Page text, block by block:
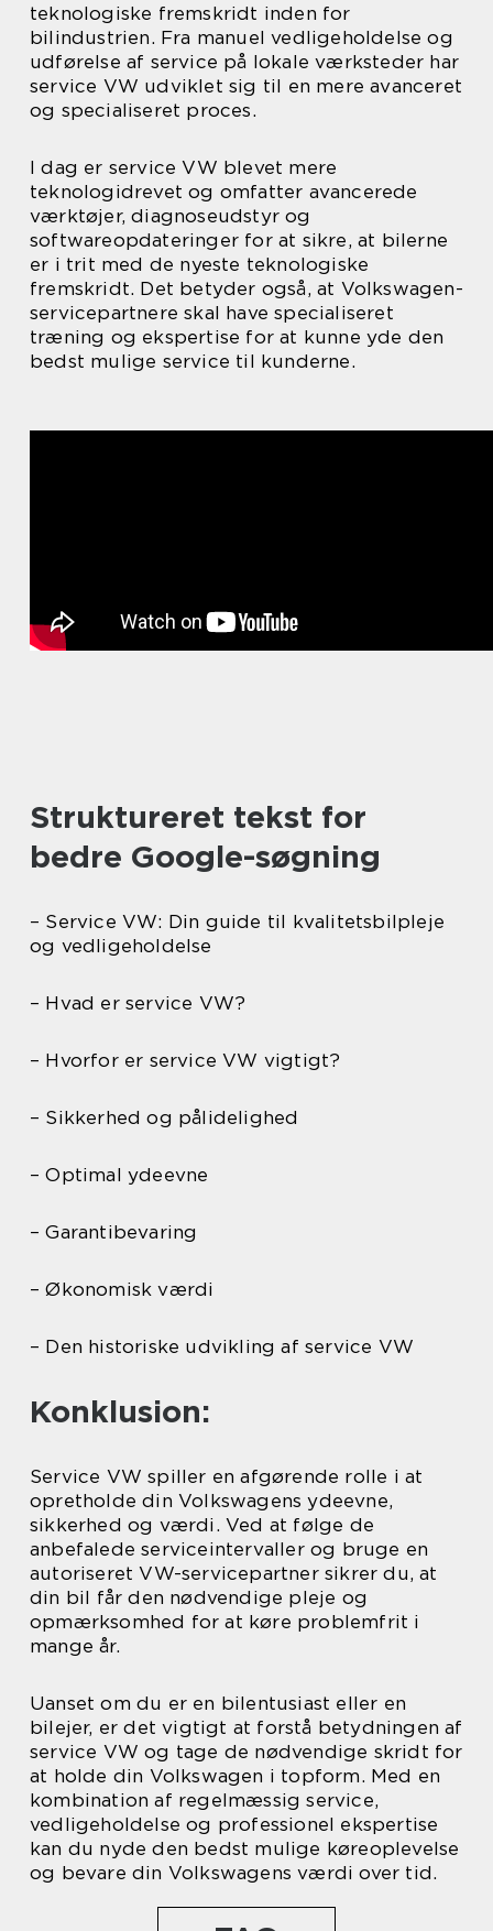
teknologiske fremskridt inden for
bilindustrien. Fra manuel vedligeholdelse og
udførelse af service på lokale værksteder har
service VW udviklet sig til en mere avanceret
og specialiseret proces.
I dag er service VW blevet mere
teknologidrevet og omfatter avancerede
værktøjer, diagnoseudstyr og
softwareopdateringer for at sikre, at bilerne
er i trit med de nyeste teknologiske
fremskridt. Det betyder også, at Volkswagen-
servicepartnere skal have specialiseret
træning og ekspertise for at kunne yde den
bedst mulige service til kunderne.
Struktureret tekst for
bedre Google-søgning
– Service VW: Din guide til kvalitetsbilpleje
og vedligeholdelse
– Hvad er service VW?
– Hvorfor er service VW vigtigt?
– Sikkerhed og pålidelighed
– Optimal ydeevne
– Garantibevaring
– Økonomisk værdi
– Den historiske udvikling af service VW
Konklusion:
Service VW spiller en afgørende rolle i at
opretholde din Volkswagens ydeevne,
sikkerhed og værdi. Ved at følge de
anbefalede serviceintervaller og bruge en
autoriseret VW-servicepartner sikrer du, at
din bil får den nødvendige pleje og
opmærksomhed for at køre problemfrit i
mange år.
Uanset om du er en bilentusiast eller en
bilejer, er det vigtigt at forstå betydningen af
service VW og tage de nødvendige skridt for
at holde din Volkswagen i topform. Med en
kombination af regelmæssig service,
vedligeholdelse og professionel ekspertise
kan du nyde den bedst mulige køreoplevelse
og bevare din Volkswagens værdi over tid.